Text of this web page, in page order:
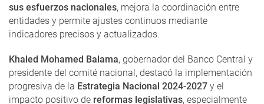
sus esfuerzos nacionales, mejora la coordinación entre
entidades y permite ajustes continuos mediante
indicadores precisos y actualizados.
Khaled Mohamed Balama, gobernador del Banco Central y
presidente del comité nacional, destacó la implementación
progresiva de la Estrategia Nacional 2024-2027 y el
impacto positivo de reformas legislativas, especialmente